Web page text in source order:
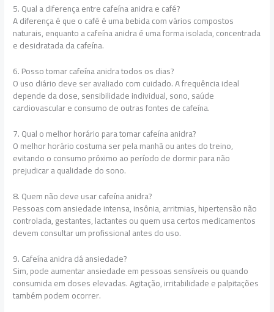
5. Qual a diferença entre cafeína anidra e café?
A diferença é que o café é uma bebida com vários compostos
naturais, enquanto a cafeína anidra é uma forma isolada, concentrada
e desidratada da cafeína.
6. Posso tomar cafeína anidra todos os dias?
O uso diário deve ser avaliado com cuidado. A frequência ideal
depende da dose, sensibilidade individual, sono, saúde
cardiovascular e consumo de outras fontes de cafeína.
7. Qual o melhor horário para tomar cafeína anidra?
O melhor horário costuma ser pela manhã ou antes do treino,
evitando o consumo próximo ao período de dormir para não
prejudicar a qualidade do sono.
8. Quem não deve usar cafeína anidra?
Pessoas com ansiedade intensa, insônia, arritmias, hipertensão não
controlada, gestantes, lactantes ou quem usa certos medicamentos
devem consultar um profissional antes do uso.
9. Cafeína anidra dá ansiedade?
Sim, pode aumentar ansiedade em pessoas sensíveis ou quando
consumida em doses elevadas. Agitação, irritabilidade e palpitações
também podem ocorrer.